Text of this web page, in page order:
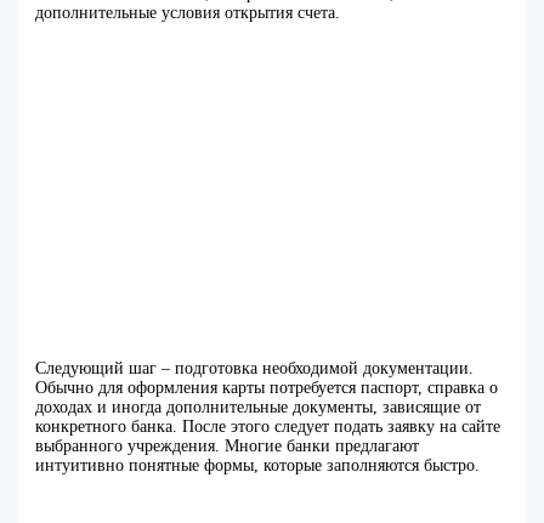
дополнительные условия открытия счета.
Следующий шаг – подготовка необходимой документации.
Обычно для оформления карты потребуется паспорт, справка о
доходах и иногда дополнительные документы, зависящие от
конкретного банка. После этого следует подать заявку на сайте
выбранного учреждения. Многие банки предлагают
интуитивно понятные формы, которые заполняются быстро.